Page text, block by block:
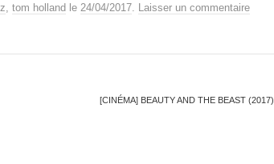
tom holland le 24/04/2017 Laisser un commentaire
[CINÉMA] BEAUTY AND THE BEAST (2017)